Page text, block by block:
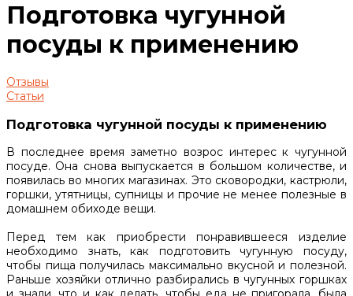
Подготовка чугунной
посуды к применению
Отзывы
Статьи
Подготовка чугунной посуды к применению
В последнее время заметно возрос интерес к чугунной
посуде. Она снова выпускается в большом количестве, и
появилась во многих магазинах. Это сковородки, кастрюли,
горшки, утятницы, супницы и прочие не менее полезные в
домашнем обиходе вещи.
Перед тем как приобрести понравившееся изделие
необходимо знать, как подготовить чугунную посуду,
чтобы пища получилась максимально вкусной и полезной.
Раньше хозяйки отлично разбирались в чугунных горшках